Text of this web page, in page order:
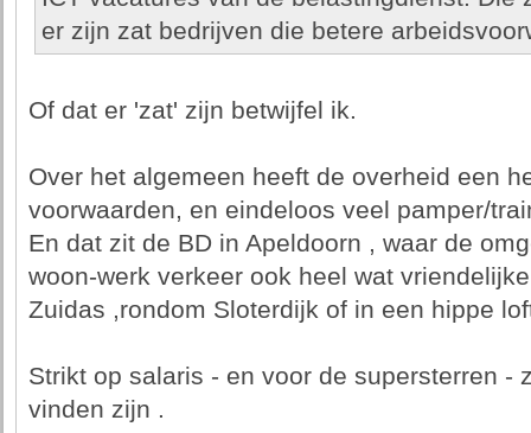
er zijn zat bedrijven die betere
Of dat er 'zat' zijn betwijfel ik.
Over het algemeen heeft de overheid een
voorwaarden, en eindeloos veel pamper/
En dat zit de BD in Apeldoorn , waar de
woon-werk verkeer ook heel wat
Zuidas ,rondom Sloterdijk of in een hippe
Strikt op salaris - en voor de supersterren -
vinden zijn .